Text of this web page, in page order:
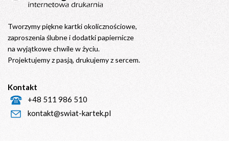
Tworzymy piękne kartki okolicznościowe,
zaproszenia ślubne i dodatki papiernicze
na wyjątkowe chwile w życiu.
Projektujemy z pasją, drukujemy z sercem.
Kontakt
+48 511 986 510
kontakt@swiat-kartek.pl